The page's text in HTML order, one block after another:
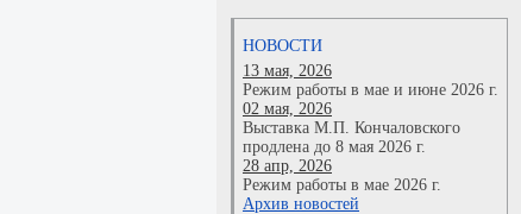
НОВОСТИ
13 мая, 2026
Режим работы в мае и июне 2026 г.
02 мая, 2026
Выставка М.П. Кончаловского
продлена до 8 мая 2026 г.
28 апр, 2026
Режим работы в мае 2026 г.
Архив новостей